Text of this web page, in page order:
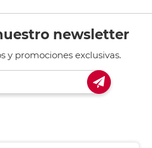
newsletter
y promociones exclusivas.